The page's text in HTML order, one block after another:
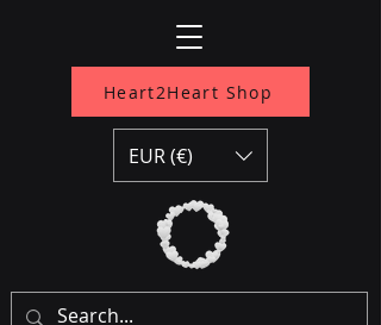
Heart2Heart Shop
EUR (€)